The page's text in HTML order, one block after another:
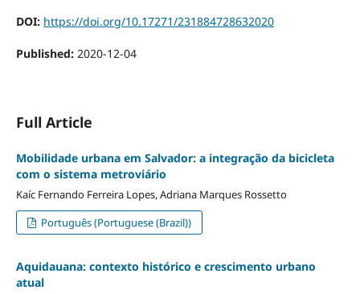
DOI: https://doi.org/10.17271/231884728632020
Published: 2020-12-04
Full Article
Mobilidade urbana em Salvador: a integração da bicicleta
com o sistema metroviário
Kaíc Fernando Ferreira Lopes, Adriana Marques Rossetto
Português (Portuguese (Brazil))
Aquidauana: contexto histórico e crescimento urbano
atual